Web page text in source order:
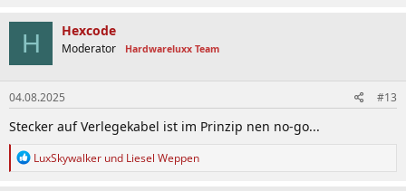
H Hexcode
Moderator Hardwareluxx Team
04.08.2025 #13
Stecker auf Verlegekabel ist im Prinzip nen no-go...
RLuxSkywalker und Liesel Weppen